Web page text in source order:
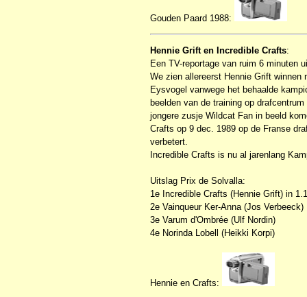
Gouden Paard 1988:
Hennie Grift en Incredible Crafts:
Een TV-reportage van ruim 6 minuten
We zien allereerst Hennie Grift winnen
Eysvogel vanwege het behaalde
beelden van de training op
jongere zusje Wildcat Fan in beeld
Crafts op 9 dec. 1989 op de Franse
verbetert.
Incredible Crafts is nu al jarenlang
Uitslag Prix de Solvalla:
1e Incredible Crafts (Hennie Grift) in
2e Vainqueur Ker-Anna (Jos Verbeeck)
3e Varum d'Ombrée (Ulf Nordin)
4e Norinda Lobell (Heikki Korpi)
Hennie en Crafts: